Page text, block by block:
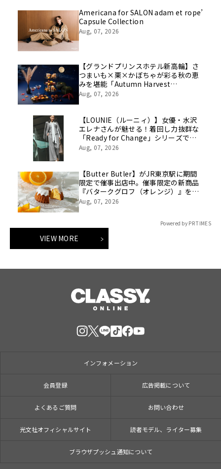
像を公開！
Americana for SALON adam et rope’
Capsule Collection
Aug, 07, 2026
【グランドプリンスホテル新高輪】さ
つまいも×栗×かぼちゃが彩る秋の恵
みを堪能「Autumn Harvest
Afternoon Tea」開催
Aug, 07, 2026
【LOUNIE（ルーニィ）】女優・水沢
エレナさんが魅せる！着回し力抜群な
「Ready for Change」シリーズでつ
くる「10daysスタイルを8/7(金)より
Aug, 07, 2026
【Butter Butler】がJR東京駅に期間
限定で催事出店中。催事限定の新商品
『バタークグロフ（オレンジ）』をご
用意してお待ちしております！
Aug, 07, 2026
Powered by PR TIMES
VIEW MORE
インフォメーション
会員登録 広告掲載について
よくあるご質問 お問い合わせ
光文社オフィシャルサイト 読者モデル、ライター募集
ブラウザプッシュ通知について